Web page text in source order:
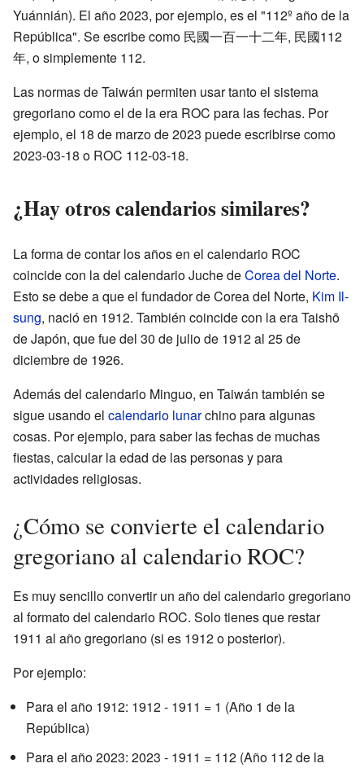
Yuánnián). El año 2023, por ejemplo, es el "112º año de la
República". Se escribe como 民國一百一十二年, 民國112
年, o simplemente 112.
Las normas de Taiwán permiten usar tanto el sistema
gregoriano como el de la era ROC para las fechas. Por
ejemplo, el 18 de marzo de 2023 puede escribirse como
2023-03-18 o ROC 112-03-18.
¿Hay otros calendarios similares?
La forma de contar los años en el calendario ROC
coincide con la del calendario Juche deCorea del Norte.
Esto se debe a que el fundador de Corea del Norte, Kim Il-
sung, nació en 1912. También coincide con la era Taishō
de Japón, que fue del 30 de julio de 1912 al 25 de
diciembre de 1926.
Además del calendario Minguo, en Taiwán también se
sigue usando el calendario lunarchino para algunas
cosas. Por ejemplo, para saber las fechas de muchas
fiestas, calcular la edad de las personas y para
actividades religiosas.
¿Cómo se convierte el calendario
gregoriano al calendario ROC?
Es muy sencillo convertir un año del calendario gregoriano
al formato del calendario ROC. Solo tienes que restar
1911 al año gregoriano (si es 1912 o posterior).
Por ejemplo:
Para el año 1912: 1912 - 1911 = 1 (Año 1 de la
República)
Para el año 2023: 2023 - 1911 = 112 (Año 112 de la